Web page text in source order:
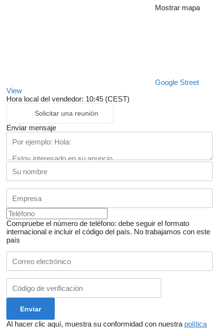
Mostrar mapa
Google Street
View
Hora local del vendedor: 10:45 (CEST)
Solicitar una reunión
Enviar mensaje
Compruebe el número de teléfono: debe seguir el formato
internacional e incluir el código del país. No trabajamos con este
país
Al hacer clic aquí, muestra su conformidad con nuestra política